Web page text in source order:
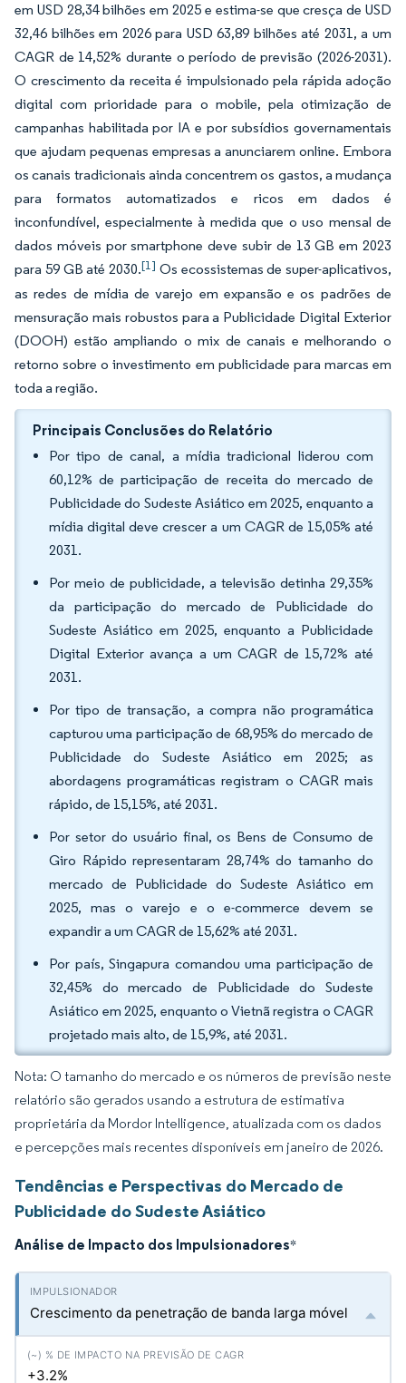
em USD 28,34 bilhões em 2025 e estima-se que cresça de USD
32,46 bilhões em 2026 para USD 63,89 bilhões até 2031, a um
CAGR de 14,52% durante o período de previsão (2026-2031).
O crescimento da receita é impulsionado pela rápida adoção
digital com prioridade para o mobile, pela otimização de
campanhas habilitada por IA e por subsídios governamentais
que ajudam pequenas empresas a anunciarem online. Embora
os canais tradicionais ainda concentrem os gastos, a mudança
para formatos automatizados e ricos em dados é
inconfundível, especialmente à medida que o uso mensal de
dados móveis por smartphone deve subir de 13 GB em 2023
para 59 GB até 2030.[1] Os ecossistemas de super-aplicativos,
as redes de mídia de varejo em expansão e os padrões de
mensuração mais robustos para a Publicidade Digital Exterior
(DOOH) estão ampliando o mix de canais e melhorando o
retorno sobre o investimento em publicidade para marcas em
toda a região.
Principais Conclusões do Relatório
Por tipo de canal, a mídia tradicional liderou com
60,12% de participação de receita do mercado de
Publicidade do Sudeste Asiático em 2025, enquanto a
mídia digital deve crescer a um CAGR de 15,05% até
2031.
Por meio de publicidade, a televisão detinha 29,35%
da participação do mercado de Publicidade do
Sudeste Asiático em 2025, enquanto a Publicidade
Digital Exterior avança a um CAGR de 15,72% até
2031.
Por tipo de transação, a compra não programática
capturou uma participação de 68,95% do mercado de
Publicidade do Sudeste Asiático em 2025; as
abordagens programáticas registram o CAGR mais
rápido, de 15,15%, até 2031.
Por setor do usuário final, os Bens de Consumo de
Giro Rápido representaram 28,74% do tamanho do
mercado de Publicidade do Sudeste Asiático em
2025, mas o varejo e o e-commerce devem se
expandir a um CAGR de 15,62% até 2031.
Por país, Singapura comandou uma participação de
32,45% do mercado de Publicidade do Sudeste
Asiático em 2025, enquanto o Vietnã registra o CAGR
projetado mais alto, de 15,9%, até 2031.
Nota: O tamanho do mercado e os números de previsão neste
relatório são gerados usando a estrutura de estimativa
proprietária da Mordor Intelligence, atualizada com os dados
e percepções mais recentes disponíveis em janeiro de 2026.
Tendências e Perspectivas do Mercado de
Publicidade do Sudeste Asiático
Análise de Impacto dos Impulsionadores*
Crescimento da penetração de banda larga móvel
+3.2%